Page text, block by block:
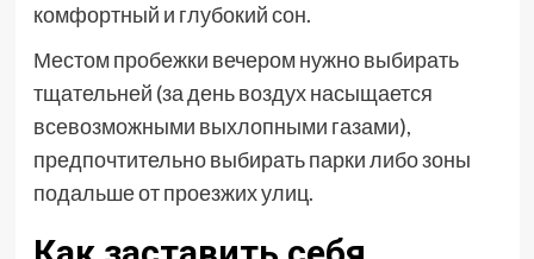
комфортный и глубокий сон.
Местом пробежки вечером нужно выбирать
тщательней (за день воздух насыщается
всевозможными выхлопными газами),
предпочтительно выбирать парки либо зоны
подальше от проезжих улиц.